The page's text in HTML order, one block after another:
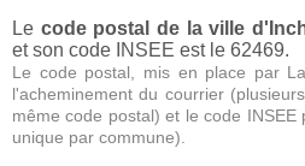
Le code postal de la ville
et son code INSEE est le 62469.
Le code postal, mis en place par
l'acheminement du courrier
même code postal) et le code
unique par commune).